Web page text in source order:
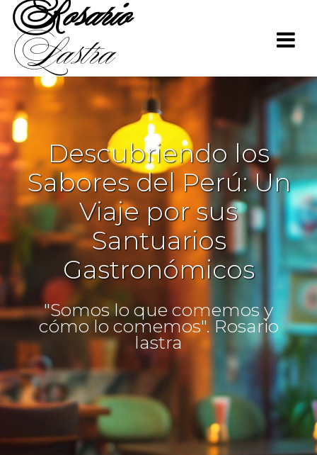
Rosario
Lastra
Descubriendo los
Sabores del Perú: Un
Viaje por sus
Santuarios
Gastronómicos
"Somos lo que comemos y
cómo lo comemos". Rosario
lastra